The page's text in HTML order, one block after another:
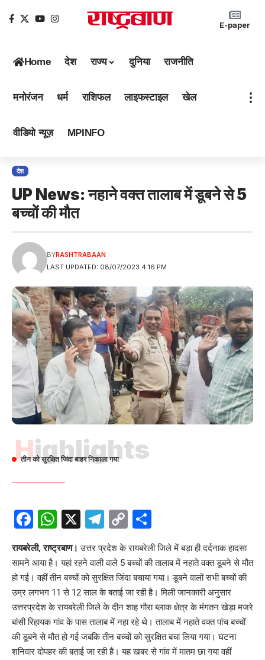
E-paper
Home देश राज्य दुनिया राजनीति
मनोरंजन धर्म राशिफल लाइफस्टाइल खेल
वीडियो न्यूज़ MPINFO
देश
UP News: नहाने वक्त तालाब में डूबने से 5
बच्चों की मौत
LAST UPDATED: 08/07/2023 4:16 PM
BYRASHTRABAAN
Highlights
तीन को सुरक्षित जिंदा बाहर निकाला गया
Facebook
WhatsApp
X Telegram
Copy
Link
रायबरेली, राष्ट्रबाण। उत्तर प्रदेश के रायबरेली जिले में बड़ा ही दर्दनाक हादसा
सामने आया है। यहां रहने वाली वाले 5 बच्चों की तालाब में नहाते वक्त डूबने से मौत
हो गई। वहीं तीन बच्चों को सुरक्षित जिंदा बचाया गया। डूबने वालों सभी बच्चों की
उम्र लगभग 11 से 12 साल के बताई जा रही है। मिली जानकारी अनुसार
उत्तरप्रदेश के रायबरेली जिले के दीन शाह गौरा ब्लाक क्षेत्र के मंगतन खेड़ा मजरे
बांसी रिहायक गांव के पास तालाब में नहा रहे थे। तालाब में नहाते वक्त पांच बच्चों
की डूबने से मौत हो गई जबकि तीन बच्चों को सुरक्षित बचा लिया गया। घटना
शनिवार दोपहर की बताई जा रही है। यह खबर से गांव में मातम छा गया वहीं